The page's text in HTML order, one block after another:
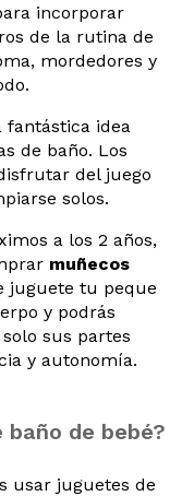
incorporar
de la rutina de
mordedores y
fantástica idea
de baño. Los
del juego
solos.
a los 2 años,
muñecos
juguete tu peque
y podrás
sus partes
y autonomía.
de bebé?
usar juguetes de